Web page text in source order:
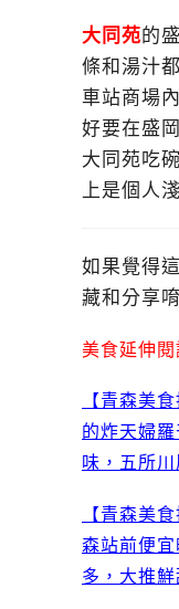
大同苑的
條和湯汁
車站商場
好要在盛
大同苑吃
上是個人
如果覺得
藏和分享
美食延伸閱
【青森美
的炸天婦
味，五所
【青森美
森站前便
多，大推